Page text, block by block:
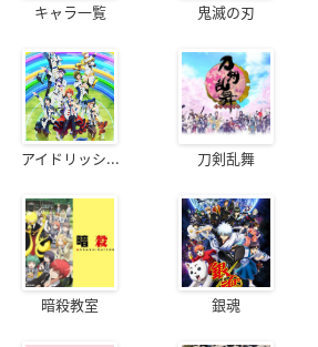
キャラ一覧 鬼滅の刃
アイドリッシ... 刀剣乱舞
暗殺教室 銀魂